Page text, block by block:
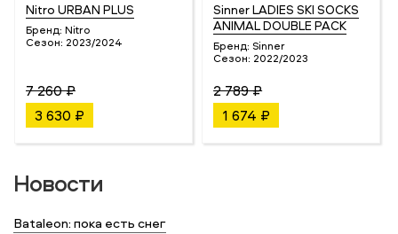
Nitro URBAN PLUS
Бренд: Nitro
Сезон: 2023/2024
7 260 ₽
3 630 ₽
Sinner LADIES SKI SOCKS
ANIMAL DOUBLE PACK
Бренд: Sinner
Сезон: 2022/2023
2 789 ₽
1 674 ₽
Новости
Bataleon: пока есть снег